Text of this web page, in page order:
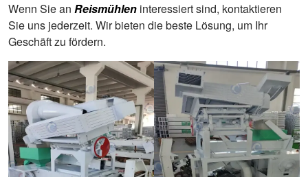
Wenn Sie an Reismühlen interessiert sind, kontaktieren
Sie uns jederzeit. Wir bieten die beste Lösung, um Ihr
Geschäft zu fördern.